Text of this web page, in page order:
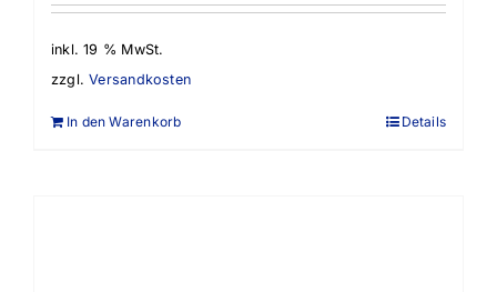
inkl. 19 % MwSt.
zzgl.Versandkosten
In den Warenkorb Details